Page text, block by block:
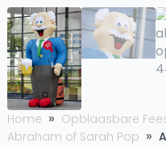
Home
Opblaasbare
Abraham of Sarah Pop